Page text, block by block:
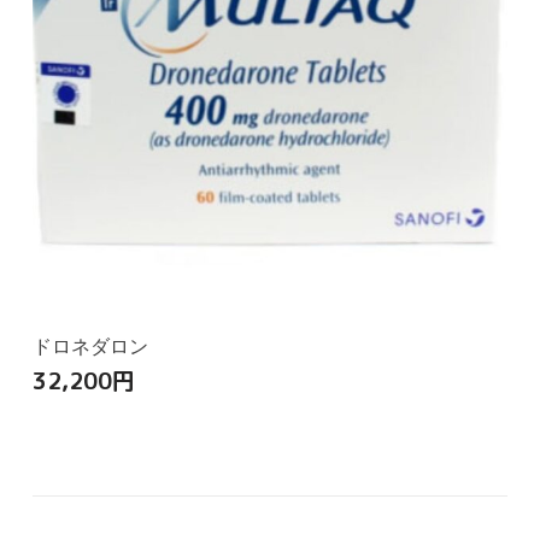
ドロネダロン
32,200円